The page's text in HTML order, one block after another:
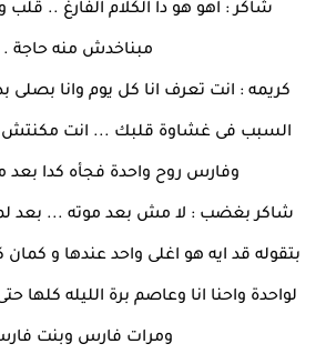
شاكر : اهو هو دا الكلام الفارغ ..
مبناخدش منه حاجة .
كريمه : انت تعرف انا كل يوم وانا بصلى
السبب فى غشاوة قلبك ... انت مكنتش
وفارس روح واحدة فجأه كدا بعد
شاكر بغضب : لا مش بعد موته ... بعد
بتقوله قد ايه هو اغلى واحد عندها و كمان
لواحدة واحنا انا وعاصم برة الليله كلها
ومرات فارس وبنت